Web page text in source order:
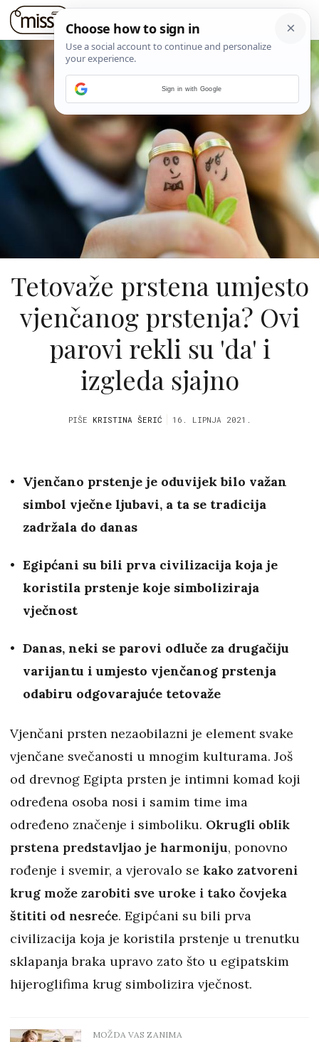
Tetovaže prstena umjesto
vjenčanog prstenja? Ovi
parovi rekli su 'da' i
izgleda sjajno
PIŠE KRISTINA ŠERIĆ 16. LIPNJA 2021.
Vjenčano prstenje je oduvijek bilo važan
simbol vječne ljubavi, a ta se tradicija
zadržala do danas
Egipćani su bili prva civilizacija koja je
koristila prstenje koje simboliziraja
vječnost
Danas, neki se parovi odluče za drugačiju
varijantu i umjesto vjenčanog prstenja
odabiru odgovarajuće tetovaže
Vjenčani prsten nezaobilazni je element svake
vjenčane svečanosti u mnogim kulturama. Još
od drevnog Egipta prsten je intimni komad koji
određena osoba nosi i samim time ima
određeno značenje i simboliku. Okrugli oblik
prstena predstavljao je harmoniju, ponovno
rođenje i svemir, a vjerovalo se kako zatvoreni
krug može zarobiti sve uroke i tako čovjeka
štititi od nesreće. Egipćani su bili prva
civilizacija koja je koristila prstenje u trenutku
sklapanja braka upravo zato što u egipatskim
hijeroglifima krug simbolizira vječnost.
MOŽDA VAS ZANIMA
Sign in with Google